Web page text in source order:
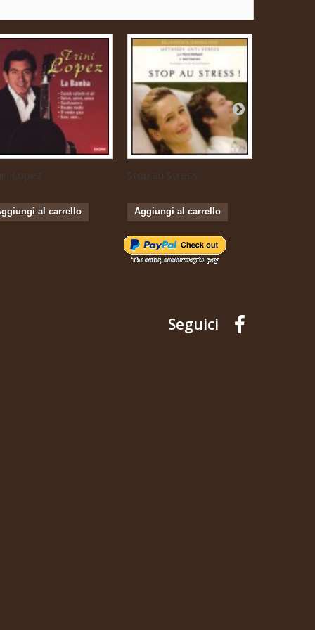
Lopez...
al carrello
Stop au Stress
Aggiungi al carrello
Seguici